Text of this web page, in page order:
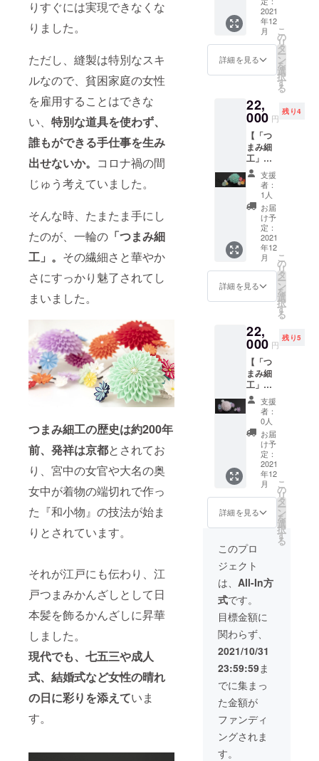
りすぐには実現できなくな
りました。
ただし、縫製は特別なスキ
ルなので、貧困家庭の女性
を雇用することはできな
い、 特別な道具を使わず、
誰もができる手仕事を生み
出せないか。 コロナ禍の間
じゅう考えていました。
そんな時、たまたま手にし
たのが、一輪の 「つまみ細
工」。 その繊細さと華やか
さにすっかり魅了されてし
まいました。
つまみ細工の歴史は約200年
前、 発祥は京都とされてお
り、宮中の女官や大名の奥
女中が着物の端切れで作っ
た『和小物』の技法が始ま
りとされています。
それが江戸にも伝わり、江
戸つまみかんざしとして日
本髪を飾るかんざしに昇華
しました。
現代でも、七五三や成人
式、結婚式など女性の晴れ
の日に彩りを添えていま
す。
ルでお
知らせ
します
の良い
日時を
くださ
い。
※Zoom
による
オンラ
イン配
信（開
講1週間
前まで
にメー
ルに
て、ご
支援い
ただい
た方の
メール
アドレ
スに
URLを
せしま
す）。
※Zoom
の使い
方がわ
からな
い方は
キット
発送時
に接続
マニュ
アルを
お送り
します
ので備
考欄に
ご記入
くださ
い。 ※
ご支援
いただ
いた方
のお名
前のみ
担当講
師と共
有させ
ていた
す。 ※
受講希
望日の1
週間前
までに
を合同
会社
間は約
１時間
です。
※ 2way
プを1個
製作し
ます (材
分入っ
ていま
す)。
※2021
年12月
と1月に
各月2回
開講し
ます。
開講日
をメー
ルでお
知らせ
します
の良い
日時を
くださ
い。
※Zoom
による
オンラ
イン配
信（開
講1週間
前まで
にメー
ルに
て、ご
支援い
ただい
た方の
メール
アドレ
スに
URLを
せしま
す）。
※Zoom
の使い
方がわ
からな
い方は
キット
発送時
に接続
マニュ
アルを
お送り
します
ので備
考欄に
ご記入
くださ
は、大
ぶりの
つまみ
細工の
に、金
属箔の
の新素
材
「シー
クイ
ン」を
葉のよ
うにあ
しらい
まし
た。
バッグ
の色は
スカイ
ルー、
と同系
色のブ
スorイ
ヤリン
グが
セット
になり
ます。
バッグ
もイ
ヤーア
クセサ
リーも
「ofuku
'」のオ
リジナ
す。 ※
消費
料込み
〈バッ
グ〉 ●
実寸 高
さ(持ち
手を除
く):21c
m、横
幅:40c
m、マ
チ:16c
m、持
ち
手:67c
m ポ
ケット:
内側3ヶ
所 ●素
い勝手
を考え
て、イ
ンナー
ポケッ
面の留
め具に
勝手の
良いマ
グネッ
トを採
用。 イ
ヤーア
クセサ
リー
は、大
ぶりの
つまみ
細工の
に、金
属箔の
の新素
材
「シー
クイ
ン」を
葉のよ
うにあ
しらい
まし
た。
バッグ
の色は
スカイ
ルー、
と同系
色のブ
のピア
スorイ
ヤリン
グが
セット
になり
ます。
バッグ
もイ
ヤーア
クセサ
リーも
「ofuku
'」のオ
リジナ
ルデザ
インで
す。 ※
び立つ
吉兆文
様。
ゴール
ドの牛
ジが一
層華や
かさを
添えま
す。 頻
繁に取
り出す
ものを
入れて
使いや
すいよ
うに 使
い勝手
を考え
て、イ
ンナー
ポケッ
面の留
め具に
勝手の
良いマ
グネッ
トを採
用。 イ
ヤーア
クセサ
リー
は、大
ぶりの
つまみ
細工の
に、金
属箔の
見た目
材
「シー
ン」を
葉のよ
うにあ
しらい
まし
バッグ
の色は
スカイ
ブ
ルー、
バッグ
と同系
「一凛
堂」の
職人に
よる髪
飾り。
コーム
仕立て
（写真
左）とU
ピンの2
点セッ
ト。 成
人式や
七五三
に華や
かさを
添えて
くれま
す。 つ
まみ細
工の色
は、
レッド
の段菊
をメイ
ンに、
レッ
ド、オ
レン
ジ、ホ
ワイト
の一輪
をアレ
ンジ。
「一凛
堂」の
オリジ
ナルデ
ザイン
です。
コーム
ズ W
12cm×
H約
9cm ※
消費
税・送
料込み
※手作り
のた
合いや
デザイ
ンが若
干異な
る場合
がござ
いま
2021
年12
月
詳細を見る
こ
の
リ
タ
ー
ン
を
選
択
す
る
22,
000 円
残り4
【「つ
まみ細
工」髪
飾り 2
点セッ
ト（グ
リーン
系）】
「一凛
堂」の
職人に
よる髪
飾り。
コーム
仕立て
の簪
右）とU
ピンの2
点セッ
ト。 成
人式や
七五三
に華や
かさを
添えて
くれま
す。 簪
は、グ
リーン
の段菊
(直径約
7cm)を
メイン
ロー、
ピン
ク、ホ
ワイト
の一輪
をアレ
ンジ。
「一凛
堂」の
オリジ
ナルデ
ザイン
です。
コーム
仕立て
簪サイ
ズ
W12cm
支援
者：
1人
お届
け予
定：
2021
年12
月
詳細を見る
こ
の
リ
タ
ー
ン
を
選
択
す
る
22,
000 円
残り5
【「つ
まみ細
工」髪
飾り 2
点セッ
（パー
プル
系）】
「一凛
堂」の
職人に
よる髪
飾り。
コーム
仕立て
の簪
（写真
左）とU
ピンの2
点セッ
ト。 成
人式や
七五三
に華や
かさを
添えて
くれま
す。 つ
まみ細
工は、
パープ
ルの段
菊（直
支援
者：
0人
お届
け予
定：
2021
年12
月
詳細を見る
こ
の
リ
タ
ー
ン
を
選
択
す
る
このプロ
ジェクト
は、 All-In方
式です。
目標金額に
関わらず、
2021/10/31
23:59:59ま
でに集まっ
た金額が
ファンディ
ングされま
す。